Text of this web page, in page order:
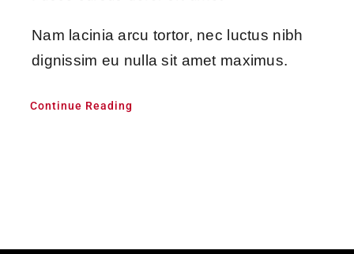
Nam lacinia arcu tortor, nec luctus nibh
dignissim eu nulla sit amet maximus.
Continue Reading